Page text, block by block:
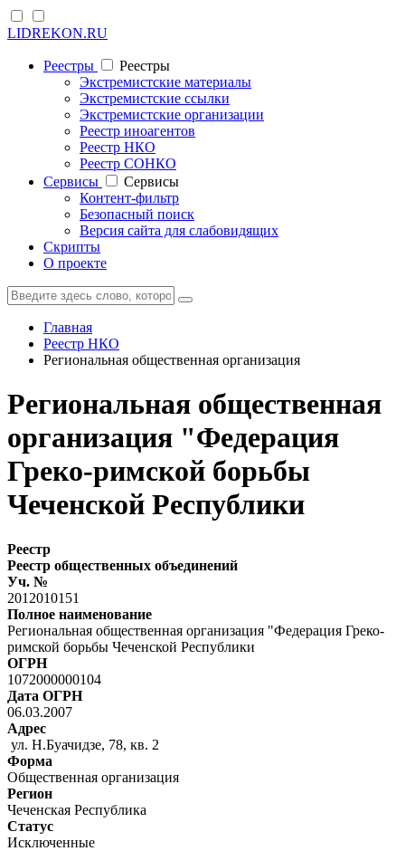
LIDREKON.RU
Реестры
Реестры
Экстремистские материалы
Экстремистские ссылки
Экстремистские организации
Реестр иноагентов
Реестр НКО
Реестр СОНКО
Cервисы
Cервисы
Контент-фильтр
Безопасный поиск
Версия сайта для слабовидящих
Скрипты
О проекте
Главная
Реестр НКО
Региональная общественная организация
Региональная общественная
организация "Федерация
Греко-римской борьбы
Чеченской Республики
Реестр
Реестр общественных объединений
Уч. №
2012010151
Полное наименование
Региональная общественная организация "Федерация Греко-
римской борьбы Чеченской Республики
ОГРН
1072000000104
Дата ОГРН
06.03.2007
Адрес
ул. Н.Буачидзе, 78, кв. 2
Форма
Общественная организация
Регион
Чеченская Республика
Статус
Исключенные